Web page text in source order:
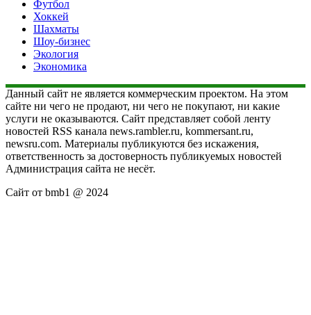
Футбол
Хоккей
Шахматы
Шоу-бизнес
Экология
Экономика
Данный сайт не является коммерческим проектом. На этом
сайте ни чего не продают, ни чего не покупают, ни какие
услуги не оказываются. Сайт представляет собой ленту
новостей RSS канала news.rambler.ru, kommersant.ru,
newsru.com. Материалы публикуются без искажения,
ответственность за достоверность публикуемых новостей
Администрация сайта не несёт.
Сайт от bmb1 @ 2024